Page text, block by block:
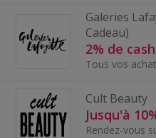
Galeries
Cadeau)
2% de
Cult Beauty
Jusqu'à